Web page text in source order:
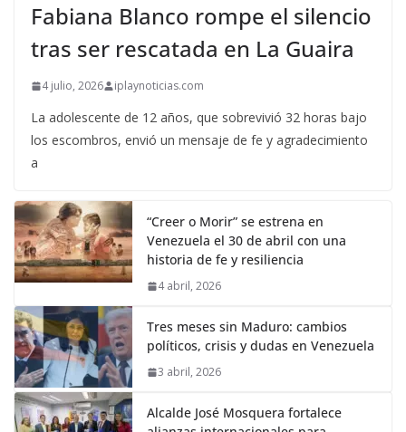
Fabiana Blanco rompe el silencio
tras ser rescatada en La Guaira
4 julio, 2026 iplaynoticias.com
La adolescente de 12 años, que sobrevivió 32 horas bajo
los escombros, envió un mensaje de fe y agradecimiento
a
“Creer o Morir” se estrena en
Venezuela el 30 de abril con una
historia de fe y resiliencia
4 abril, 2026
Tres meses sin Maduro: cambios
políticos, crisis y dudas en Venezuela
3 abril, 2026
Alcalde José Mosquera fortalece